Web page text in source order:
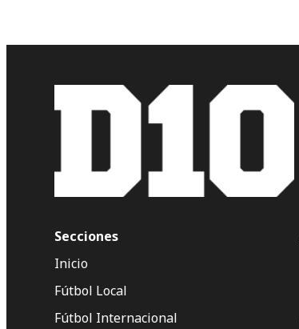
Secciones
Inicio
Fútbol Local
Fútbol Internacional